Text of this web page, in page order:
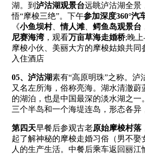
湖。到 泸沽湖观景台远眺泸沽湖全景
悟“摩梭三绝”。下午参加深度360°汽
《小鱼坝村、情人滩 鳄鱼岛观景台
尼赛海湾，观看万亩草海走婚桥;晚
摩梭小伙、美丽大方的摩梭姑娘共同
入住酒店
05、 泸沽湖素有“高原明珠”之称。泸
又名左所海，俗称亮海。湖水清澈蔚
的湖泊，也是中国最深的淡水湖之一
三个半岛和一个海堤连岛，形态各异
第四天早餐后参观古老原始摩梭村落
起了解神秘的摩梭走婚习俗（男不娶
人的生产生活。中餐后乘车返回丽江